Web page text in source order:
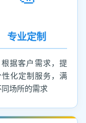
专业定制
根据客户需求，提
性化定制服务，满
同场所的需求